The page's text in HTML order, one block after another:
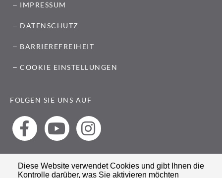
Diese Website verwendet Cookies und gibt Ihnen die
Kontrolle darüber, was Sie aktivieren möchten
IMPRESSUM
DATENSCHUTZ
BARRIEREFREIHEIT
COOKIE EINSTELLUNGEN
FOLGEN SIE UNS AUF